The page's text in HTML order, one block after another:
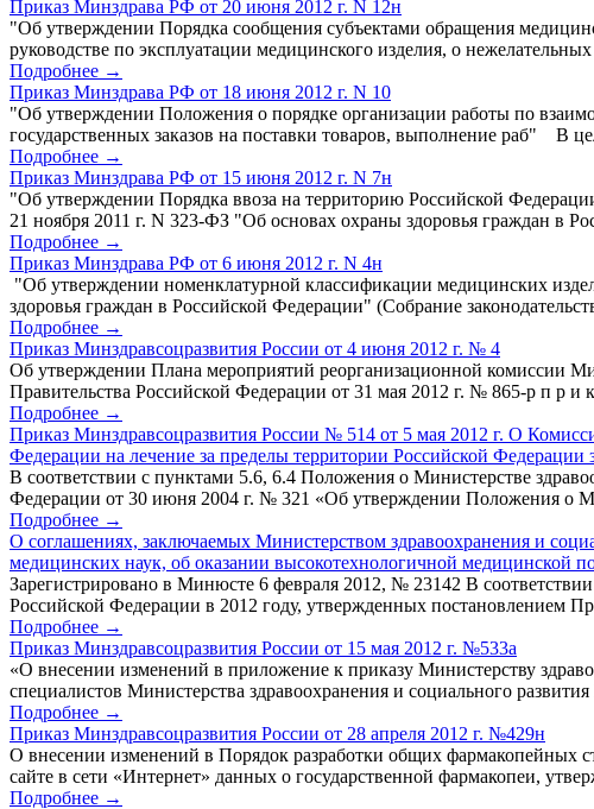
Приказ Минздрава РФ от 20 июня 2012 г. N 12н
"Об утверждении Порядка сообщения субъектами обращения
руководстве по эксплуатации медицинского изделия, о
Подробнее →
Приказ Минздрава РФ от 18 июня 2012 г. N 10
"Об утверждении Положения о порядке организации работы по
государственных заказов на поставки товаров, выполнение раб" В
Подробнее →
Приказ Минздрава РФ от 15 июня 2012 г. N 7н
"Об утверждении Порядка ввоза на территорию Российской
21 ноября 2011 г. N 323-ФЗ "Об основах охраны здоровья граждан в
Подробнее →
Приказ Минздрава РФ от 6 июня 2012 г. N 4н
"Об утверждении номенклатурной классификации медицинских
здоровья граждан в Российской Федерации" (Собрание
Подробнее →
Приказ Минздравсоцразвития России от 4 июня 2012 г. № 4
Об утверждении Плана мероприятий реорганизационной комиссии
Правительства Российской Федерации от 31 мая 2012 г. № 865-р п р
Подробнее →
Приказ Минздравсоцразвития России № 514 от 5 мая 2012 г. О
Федерации на лечение за пределы территории Российской Федерации
В соответствии с пунктами 5.6, 6.4 Положения о Министерстве
Федерации от 30 июня 2004 г. № 321 «Об утверждении Положения о
Подробнее →
О соглашениях, заключаемых Министерством здравоохранения и
медицинских наук, об оказании высокотехнологичной медицинской
Зарегистрировано в Минюсте 6 февраля 2012, № 23142 В
Российской Федерации в 2012 году, утвержденных постановлением
Подробнее →
Приказ Минздравсоцразвития России от 15 мая 2012 г. №533а
«О внесении изменений в приложение к приказу Министерству
специалистов Министерства здравоохранения и социального
Подробнее →
Приказ Минздравсоцразвития России от 28 апреля 2012 г. №429н
О внесении изменений в Порядок разработки общих фармакопейных
сайте в сети «Интернет» данных о государственной фармакопеи,
Подробнее →